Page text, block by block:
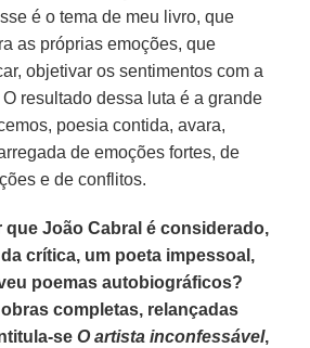
é o tema de meu livro, que
as próprias emoções, que
objetivar os sentimentos com a
resultado dessa luta é a grande
poesia contida, avara,
de emoções fortes, de
e de conflitos.
que João Cabral é considerado,
crítica, um poeta impessoal,
poemas autobiográficos?
completas, relançadas
seO artista inconfessável,